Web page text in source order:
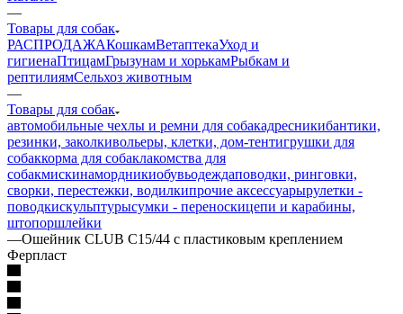
—
Товары для собак
РАСПРОДАЖАКошкамВетаптекаУход и
гигиенаПтицамГрызунам и хорькамРыбкам и
рептилиямСельхоз животным
—
Товары для собак
автомобильные чехлы и ремни для собакадресникибантики,
резинки, заколкивольеры, клетки, дом-тентигрушки для
собаккорма для собаклакомства для
собакмискинамордникиобувьодеждаповодки, ринговки,
сворки, перестежки, водилкипрочие аксессуарырулетки -
поводкискульптурысумки - переноскицепи и карабины,
штопоршлейки
—Ошейник CLUB C15/44 с пластиковым креплением
Ферпласт